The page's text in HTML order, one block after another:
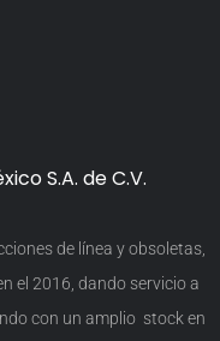
S.A. de C.V.
de línea y obsoletas,
el 2016, dando servicio a
con un amplio stock en